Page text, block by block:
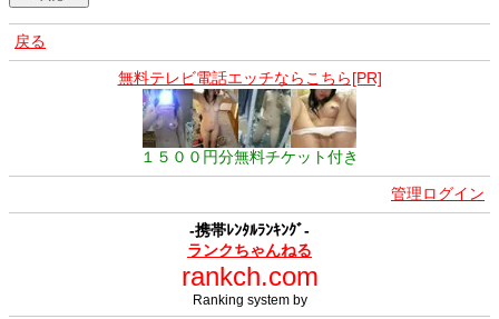
戻る
無料テレビ電話エッチならこちら[PR]
１５００円分無料チケット付き
管理ログイン
-携帯ﾚﾝﾀﾙﾗﾝｷﾝｸﾞ-
ランクちゃんねる
rankch.com
Ranking system by